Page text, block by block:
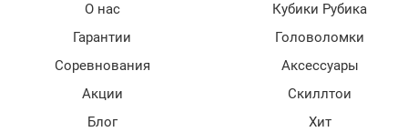
О нас
Гарантии
Соревнования
Акции
Блог
Кубики Рубика
Головоломки
Аксессуары
Скиллтои
Хит